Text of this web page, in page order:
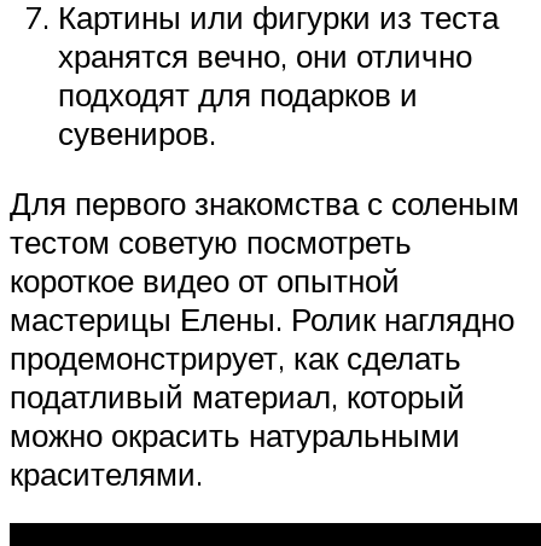
Картины или фигурки из теста
хранятся вечно, они отлично
подходят для подарков и
сувениров.
Для первого знакомства с соленым
тестом советую посмотреть
короткое видео от опытной
мастерицы Елены. Ролик наглядно
продемонстрирует, как сделать
податливый материал, который
можно окрасить натуральными
красителями.